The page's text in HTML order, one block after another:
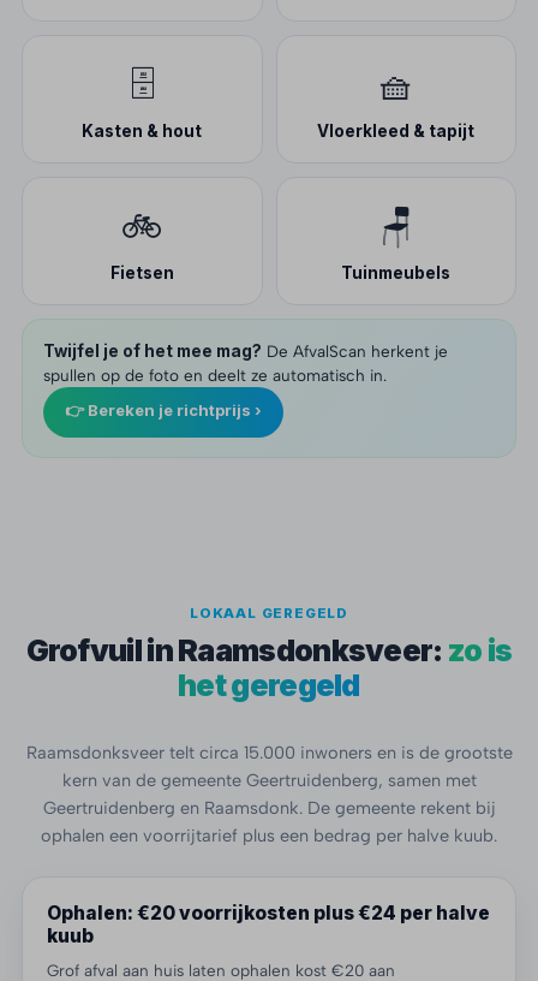
🗄️
Kasten & hout
🧺
Vloerkleed & tapijt
🚲
Fietsen
🪑
Tuinmeubels
Twijfel je of het mee mag? De AfvalScan herkent je
spullen op de foto en deelt ze automatisch in.
👉 Bereken je richtprijs ›
LOKAAL GEREGELD
Grofvuil in Raamsdonksveer: zo is
het geregeld
Raamsdonksveer telt circa 15.000 inwoners en is de grootste
kern van de gemeente Geertruidenberg, samen met
Geertruidenberg en Raamsdonk. De gemeente rekent bij
ophalen een voorrijtarief plus een bedrag per halve kuub.
Ophalen: €20 voorrijkosten plus €24 per halve
kuub
Grof afval aan huis laten ophalen kost €20 aan